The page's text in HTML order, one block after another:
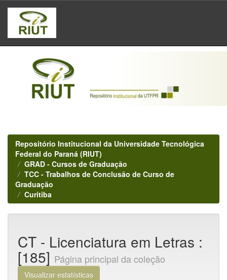
Skip
navigation
Repositório Institucional da Universidade Tecnológica
Federal do Paraná (RIUT)
GRAD - Cursos de Graduação
TCC - Trabalhos de Conclusão de Curso de
Graduação
Curitiba
CT - Licenciatura em Letras :
[185] Página principal da coleção
Visualizar estatísticas